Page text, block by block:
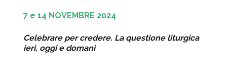
7 e 14 NOVEMBRE 2024
Celebrare per credere. La questione liturgica
ieri, oggi e domani